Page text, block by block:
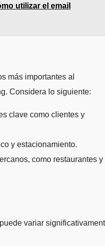
utilizar el email
más importantes al
Considera lo siguiente:
clave como clientes y
y estacionamiento.
como restaurantes y
variar